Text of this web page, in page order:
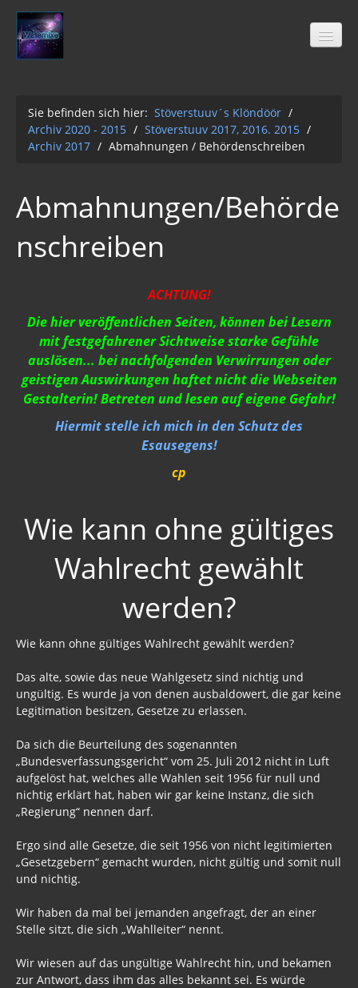
Stöverstuuv´s Klöndöör
Archiv 2020 - 2015
01-12-2Q2Q
Klimawandel der Kabale
Strahlung / 5 G
Gift zum Genozid
Genderismus
USA 2019
Wahrheit gegen MSM
Zeitgeschichte
Der globale Prädiktor
Rom und Jerusalem
Satanischer Kalender
Geschichte 2020
Trump, Putin, Xi, der falsche Franziskus
»Lolita Express« Jeffrey Epstein
1. Weltkrieg
Sie befinden sich hier: Stöverstuuv´s Klöndöör /
Archiv 2020 - 2015 / Stöverstuuv 2017, 2016. 2015 /
Archiv 2017 / Abmahnungen / Behördenschreiben
Abmahnungen/Behörde
nschreiben
ACHTUNG!
Die hier veröffentlichen Seiten, können bei Lesern
mit festgefahrener Sichtweise starke Gefühle
auslösen... bei nachfolgenden Verwirrungen oder
geistigen Auswirkungen haftet nicht die Webseiten
Gestalterin! Betreten und lesen auf eigene Gefahr!
Hiermit stelle ich mich in den Schutz des
Esausegens!
cp
Wie kann ohne gültiges
Wahlrecht gewählt
werden?
Wie kann ohne gültiges Wahlrecht gewählt werden?
Das alte, sowie das neue Wahlgesetz sind nichtig und
ungültig. Es wurde ja von denen ausbaldowert, die gar keine
Legitimation besitzen, Gesetze zu erlassen.
Da sich die Beurteilung des sogenannten
„Bundesverfassungsgericht“ vom 25. Juli 2012 nicht in Luft
aufgelöst hat, welches alle Wahlen seit 1956 für null und
nichtig erklärt hat, haben wir gar keine Instanz, die sich
„Regierung“ nennen darf.
Ergo sind alle Gesetze, die seit 1956 von nicht legitimierten
„Gesetzgebern“ gemacht wurden, nicht gültig und somit null
und nichtig.
Wir haben da mal bei jemanden angefragt, der an einer
Stelle sitzt, die sich „Wahlleiter“ nennt.
Wir wiesen auf das ungültige Wahlrecht hin, und bekamen
zur Antwort, dass ihm das alles bekannt sei. Es würde